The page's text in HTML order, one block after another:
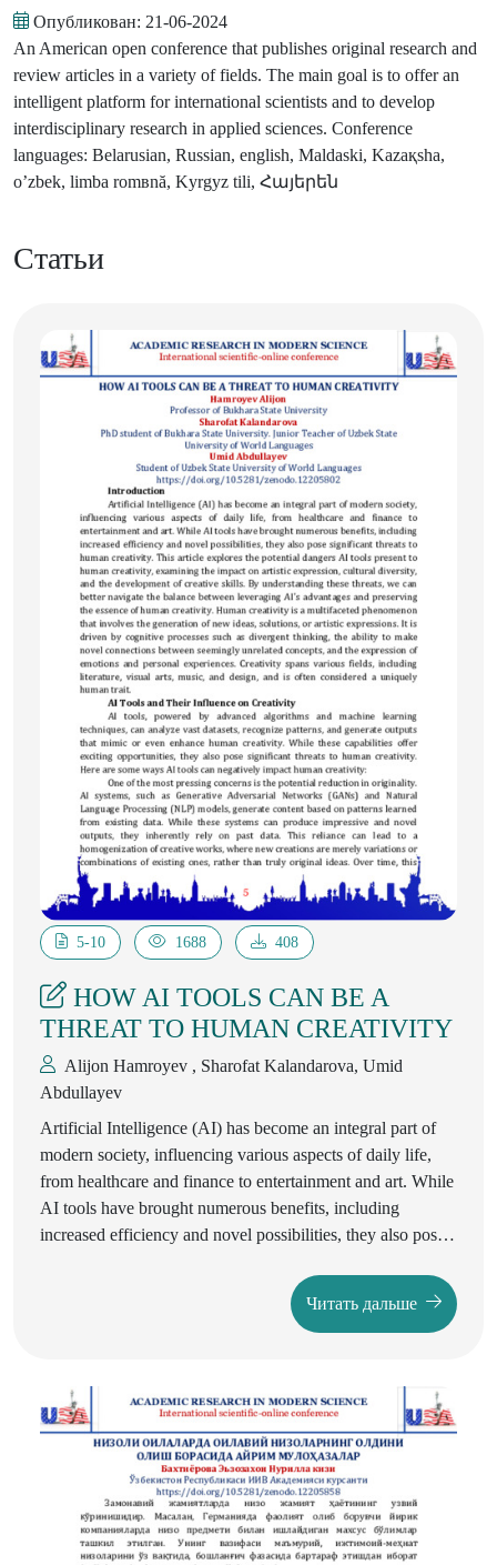
Опубликован: 21-06-2024
An American open conference that publishes original research and
review articles in a variety of fields. The main goal is to offer an
intelligent platform for international scientists and to develop
interdisciplinary research in applied sciences. Conference
languages: Belarusian, Russian, english, Maldaski, Kazaқsha,
o’zbek, limba romвnă, Kyrgyz tili, Հայերեն
Статьи
5-10 1688 408
HOW AI TOOLS CAN BE A
THREAT TO HUMAN CREATIVITY
Alijon Hamroyev , Sharofat Kalandarova, Umid
Abdullayev
Artificial Intelligence (AI) has become an integral part of
modern society, influencing various aspects of daily life,
from healthcare and finance to entertainment and art. While
AI tools have brought numerous benefits, including
increased efficiency and novel possibilities, they also pose
the potential dangers AI tools present to human creativity,
examining the impact on artistic expression, cultural
balance between leveraging AI's advantages and preserving
the essence of human creativity. Human creativity is a
multifaceted phenomenon that involves the generation of
new ideas, solutions, or artistic expressions. It is driven by
cognitive processes such as divergent thinking, the ability
to make novel connections between seemingly unrelated
concepts, and the expression of emotions and personal
Читать дальше